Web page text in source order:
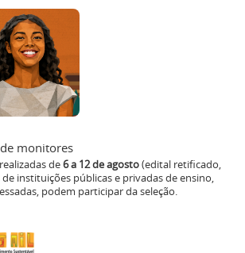
monitores
de6 a 12 de agosto(edital retificado,
instituições públicas e privadas de ensino,
podem participar da seleção.